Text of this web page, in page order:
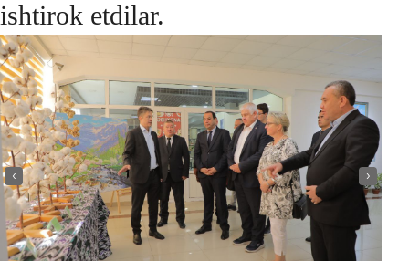
ishtirok etdilar.
‹ ›